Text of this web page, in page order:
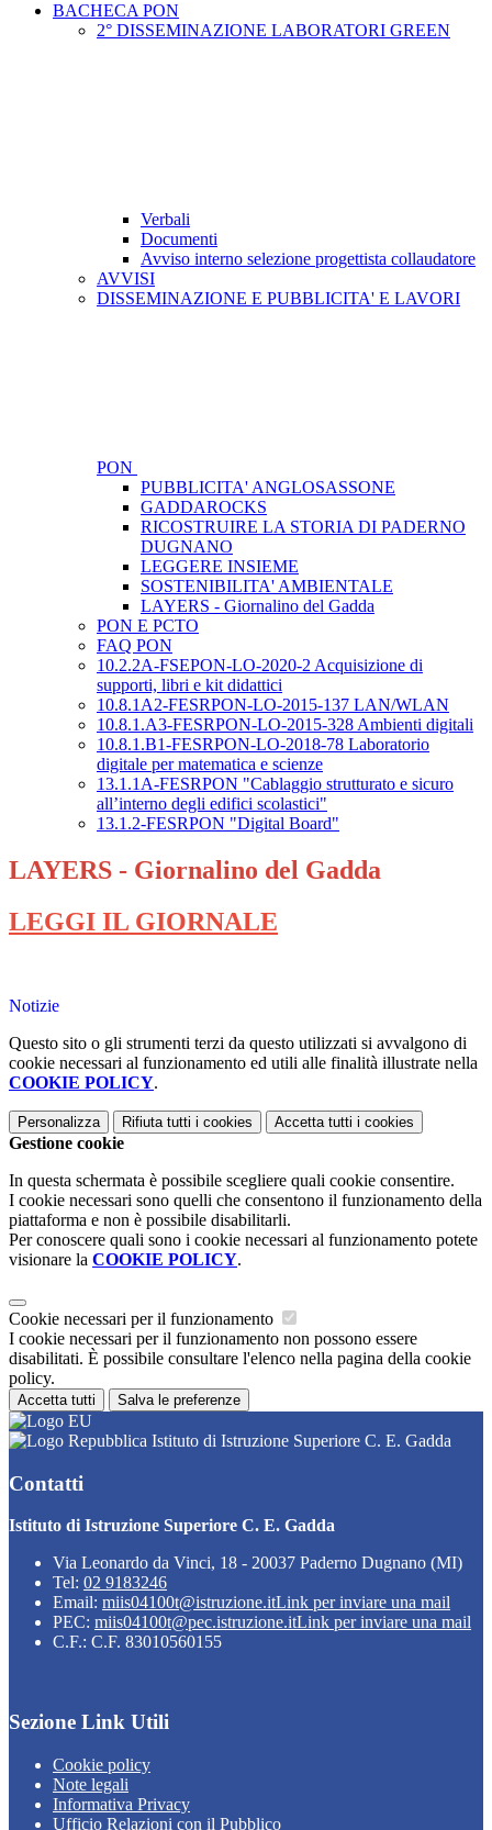
BACHECA PON
2° DISSEMINAZIONE LABORATORI GREEN
Verbali
Documenti
Avviso interno selezione progettista collaudatore
AVVISI
DISSEMINAZIONE E PUBBLICITA' E LAVORI
PON
PUBBLICITA' ANGLOSASSONE
GADDAROCKS
RICOSTRUIRE LA STORIA DI PADERNO
DUGNANO
LEGGERE INSIEME
SOSTENIBILITA' AMBIENTALE
LAYERS - Giornalino del Gadda
PON E PCTO
FAQ PON
10.2.2A-FSEPON-LO-2020-2 Acquisizione di
supporti, libri e kit didattici
10.8.1A2-FESRPON-LO-2015-137 LAN/WLAN
10.8.1.A3-FESRPON-LO-2015-328 Ambienti digitali
10.8.1.B1-FESRPON-LO-2018-78 Laboratorio
digitale per matematica e scienze
13.1.1A-FESRPON "Cablaggio strutturato e sicuro
all’interno degli edifici scolastici"
13.1.2-FESRPON "Digital Board"
LAYERS - Giornalino del Gadda
LEGGI IL GIORNALE
Notizie
Questo sito o gli strumenti terzi da questo utilizzati si avvalgono di
cookie necessari al funzionamento ed utili alle finalità illustrate nella
COOKIE POLICY.
Personalizza Rifiuta tutti i cookies Accetta tutti i cookies
Gestione cookie
In questa schermata è possibile scegliere quali cookie consentire.
I cookie necessari sono quelli che consentono il funzionamento della
piattaforma e non è possibile disabilitarli.
Per conoscere quali sono i cookie necessari al funzionamento potete
visionare la COOKIE POLICY.
Cookie necessari per il funzionamento
I cookie necessari per il funzionamento non possono essere
disabilitati. È possibile consultare l'elenco nella pagina della cookie
policy.
Accetta tutti Salva le preferenze
Istituto di Istruzione Superiore C. E. Gadda
Contatti
Istituto di Istruzione Superiore C. E. Gadda
Via Leonardo da Vinci, 18 - 20037 Paderno Dugnano (MI)
Tel: 02 9183246
Email: miis04100t@istruzione.itLink per inviare una mail
PEC: miis04100t@pec.istruzione.itLink per inviare una mail
C.F.: C.F. 83010560155
Sezione Link Utili
Cookie policy
Note legali
Informativa Privacy
Ufficio Relazioni con il Pubblico